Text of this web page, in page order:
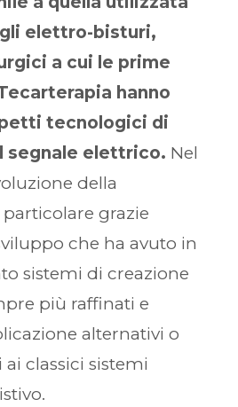
elettro-bisturi,
a cui le prime
hanno
tecnologici di
segnale elettrico. Nel
della
grazie
che ha avuto in
sistemi di creazione
più raffinati e
alternativi o
classici sistemi